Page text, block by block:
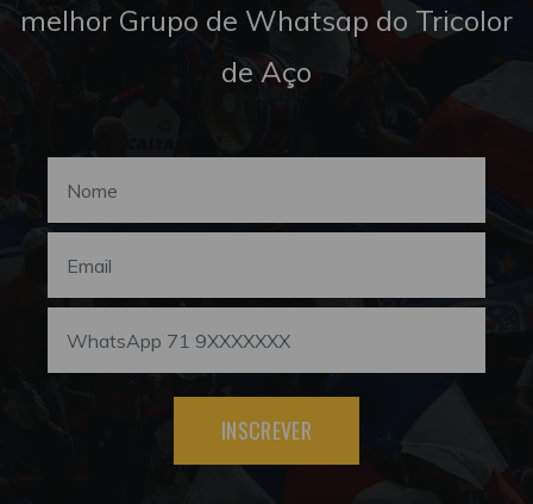
melhor Grupo de Whatsap do Tricolor
de Aço
INSCREVER